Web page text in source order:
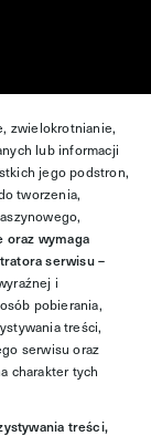
zwielokrotnianie,
lub informacji
jego podstron,
tworzenia,
oraz wymaga
serwisu –
i
pobierania,
treści,
serwisu oraz
charakter tych
treści,